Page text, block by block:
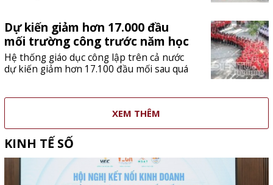
thuật viên chuyên sâu, góp phần thu hẹp
khoảng cách năng lực giữa các đại lý,
đồng thời đảm bảo khách hàng được trải
nghiệm tiêu chuẩn bán hàng và dịch vụ
nhất quán khắp cả nước.
Dự kiến giảm hơn 17.000 đầu
mối trường công trước năm học
mới
Hệ thống giáo dục công lập trên cả nước
dự kiến giảm hơn 17.100 đầu mối sau quá
thành trước ngày 30/8 nhằm tinh gọn bộ
máy nhưng vẫn bảo đảm quyền học tập
của học sinh và sự ổn định trước năm học
2026-2027.
XEM THÊM
KINH TẾ SỐ